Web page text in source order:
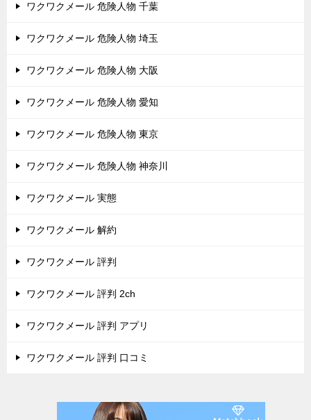
ワクワクメール 危険人物 千葉
ワクワクメール 危険人物 埼玉
ワクワクメール 危険人物 大阪
ワクワクメール 危険人物 愛知
ワクワクメール 危険人物 東京
ワクワクメール 危険人物 神奈川
ワクワクメール 実態
ワクワクメール 解約
ワクワクメール 評判
ワクワクメール 評判 2ch
ワクワクメール 評判 アプリ
ワクワクメール 評判 口コミ